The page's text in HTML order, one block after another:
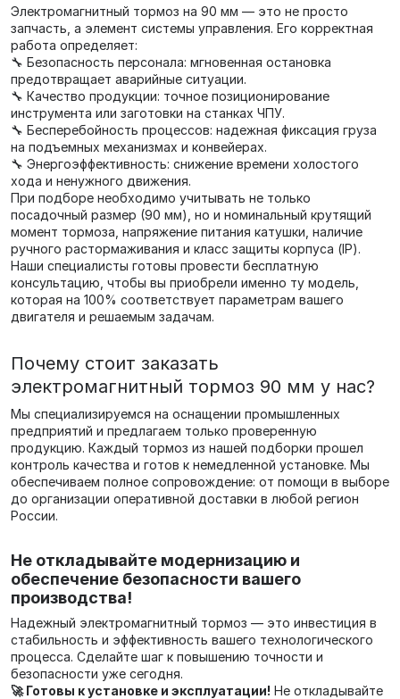
Электромагнитный тормоз на 90 мм — это не просто
запчасть, а элемент системы управления. Его корректная
работа определяет:
🔧 Безопасность персонала: мгновенная остановка
предотвращает аварийные ситуации.
🔧 Качество продукции: точное позиционирование
инструмента или заготовки на станках ЧПУ.
🔧 Бесперебойность процессов: надежная фиксация груза
на подъемных механизмах и конвейерах.
🔧 Энергоэффективность: снижение времени холостого
хода и ненужного движения.
При подборе необходимо учитывать не только
посадочный размер (90 мм), но и номинальный крутящий
момент тормоза, напряжение питания катушки, наличие
ручного растормаживания и класс защиты корпуса (IP).
Наши специалисты готовы провести бесплатную
консультацию, чтобы вы приобрели именно ту модель,
которая на 100% соответствует параметрам вашего
двигателя и решаемым задачам.
Почему стоит заказать
электромагнитный тормоз 90 мм у нас?
Мы специализируемся на оснащении промышленных
предприятий и предлагаем только проверенную
продукцию. Каждый тормоз из нашей подборки прошел
контроль качества и готов к немедленной установке. Мы
обеспечиваем полное сопровождение: от помощи в выборе
до организации оперативной доставки в любой регион
России.
Не откладывайте модернизацию и
обеспечение безопасности вашего
производства!
Надежный электромагнитный тормоз — это инвестиция в
стабильность и эффективность вашего технологического
процесса. Сделайте шаг к повышению точности и
безопасности уже сегодня.
🚀 Готовы к установке и эксплуатации! Не откладывайте